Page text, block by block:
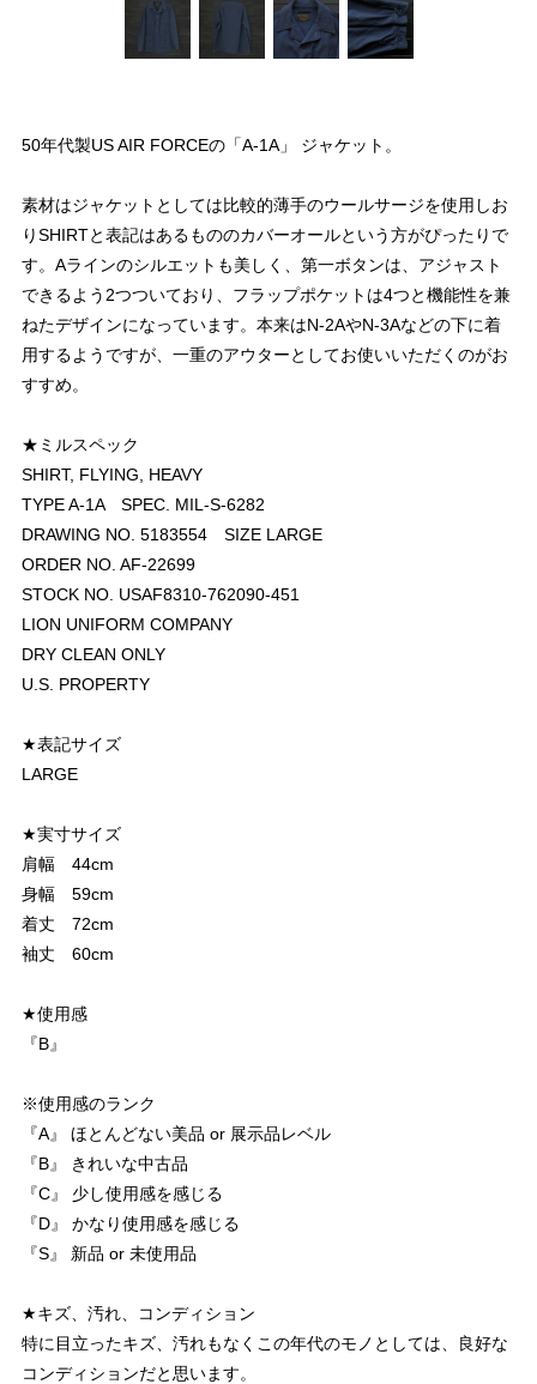
50年代製US AIR FORCEの「A-1A」 ジャケット。
素材はジャケットとしては比較的薄手のウールサージを使用しお
りSHIRTと表記はあるもののカバーオールという方がぴったりで
す。Aラインのシルエットも美しく、第一ボタンは、アジャスト
できるよう2つついており、フラップポケットは4つと機能性を兼
ねたデザインになっています。本来はN-2AやN-3Aなどの下に着
用するようですが、一重のアウターとしてお使いいただくのがお
すすめ。
★ミルスペック
SHIRT, FLYING, HEAVY
TYPE A-1A SPEC. MIL-S-6282
DRAWING NO. 5183554 SIZE LARGE
ORDER NO. AF-22699
STOCK NO. USAF8310-762090-451
LION UNIFORM COMPANY
DRY CLEAN ONLY
U.S. PROPERTY
★表記サイズ
LARGE
★実寸サイズ
肩幅 44cm
身幅 59cm
着丈 72cm
袖丈 60cm
★使用感
『B』
※使用感のランク
『A』 ほとんどない美品 or 展示品レベル
『B』 きれいな中古品
『C』 少し使用感を感じる
『D』 かなり使用感を感じる
『S』 新品 or 未使用品
★キズ、汚れ、コンディション
特に目立ったキズ、汚れもなくこの年代のモノとしては、良好な
コンディションだと思います。